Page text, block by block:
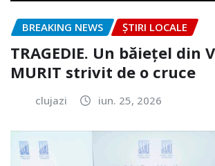
BREAKING NEWS ȘTIRI LOCALE
TRAGEDIE. Un băiețel din
MURIT strivit de o cruce
clujazi iun. 25, 2026